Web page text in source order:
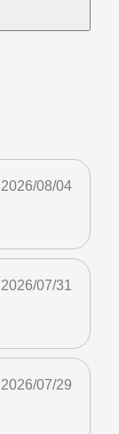
2026/08/04
2026/07/31
2026/07/29